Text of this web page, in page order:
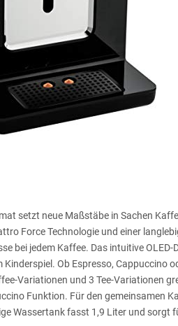
setzt neue Maßstäbe in Sachen
Force Technologie und einer
bei jedem Kaffee. Das intuitive
Ob Espresso, Cappuccino
Variationen und 3 Tee-Variationen
Funktion. Für den gemeinsamen
Wassertank fasst 1,9 Liter und sorgt